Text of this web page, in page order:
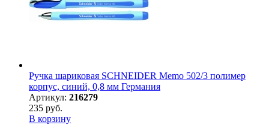
Ручка шариковая SCHNEIDER Memo 502/3 полимер
корпус, синий, 0,8 мм Германия
Артикул: 216279
235 руб.
В корзину